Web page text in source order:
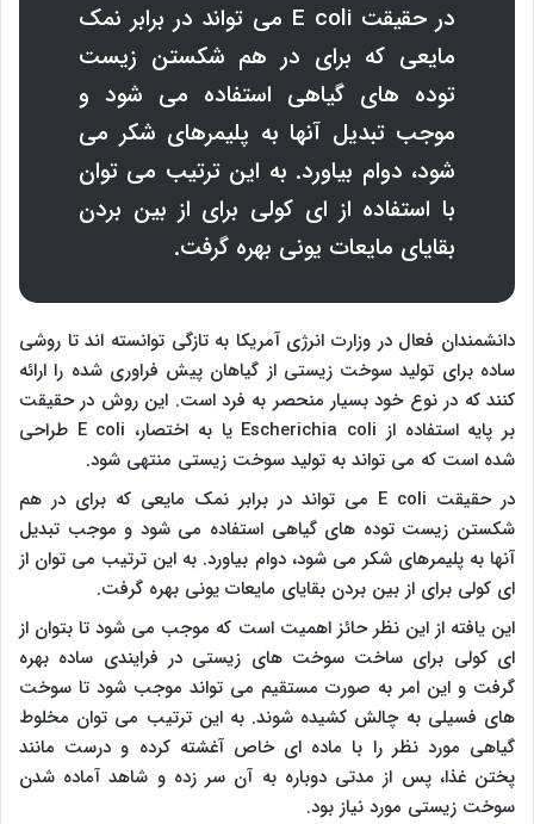
در حقیقت E coli می تواند در برابر نمک
مایعی که برای در هم شکستن زیست
توده های گیاهی استفاده می شود و
موجب تبدیل آنها به پلیمرهای شکر می
شود، دوام بیاورد. به این ترتیب می توان
با استفاده از ای کولی برای از بین بردن
بقایای مایعات یونی بهره گرفت.
دانشمندان فعال در وزارت انرژی آمریکا به تازگی توانسته اند تا روشی
ساده برای تولید سوخت زیستی از گیاهان پیش فراوری شده را ارائه
کنند که در نوع خود بسیار منحصر به فرد است. این روش در حقیقت
بر پایه استفاده از Escherichia coli یا به اختصار، E coli طراحی
شده است که می تواند به تولید سوخت زیستی منتهی شود.
در حقیقت E coli می تواند در برابر نمک مایعی که برای در هم
شکستن زیست توده های گیاهی استفاده می شود و موجب تبدیل
آنها به پلیمرهای شکر می شود، دوام بیاورد. به این ترتیب می توان از
ای کولی برای از بین بردن بقایای مایعات یونی بهره گرفت.
این یافته از این نظر حائز اهمیت است که موجب می شود تا بتوان از
ای کولی برای ساخت سوخت های زیستی در فرایندی ساده بهره
گرفت و این امر به صورت مستقیم می تواند موجب شود تا سوخت
های فسیلی به چالش کشیده شوند. به این ترتیب می توان مخلوط
گیاهی مورد نظر را با ماده ای خاص آغشته کرده و درست مانند
پختن غذا، پس از مدتی دوباره به آن سر زده و شاهد آماده شدن
سوخت زیستی مورد نیاز بود.